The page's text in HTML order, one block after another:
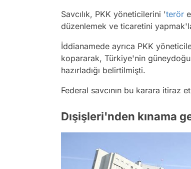
Savcılık, PKK yöneticilerini 'terör
düzenlemek ve ticaretini
İddianamede ayrıca PKK
kopararak, Türkiye'nin
hazırladığı belirtilmişti.
Federal savcının bu karara itiraz
Dışişleri'nden kınama